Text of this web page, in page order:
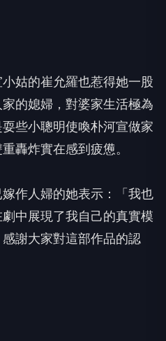
姑的崔允羅也惹得她一股
的媳婦，對婆家生活極為
些小聰明使喚朴河宣做家
轟炸實在感到疲憊。
嫁作人婦的她表示：「我也
中展現了我自己的真實模
感謝大家對這部作品的認